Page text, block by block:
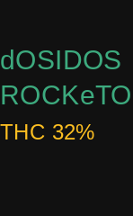
dOSIDOS
THC 32%